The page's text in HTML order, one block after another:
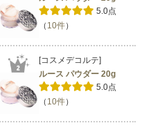
5.0点
（ 10件）
[コスメデコルテ]
ルース パウダー 20g
5.0点
（ 10件）